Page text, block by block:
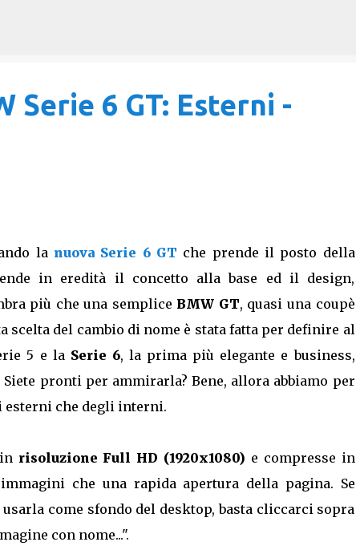
Serie 6 GT: Esterni -
la nuova Serie 6 GT che prende il posto della
in eredità il concetto alla base ed il design,
più che una semplice BMW GT, quasi una coupè
scelta del cambio di nome è stata fatta per definire al
5 e la Serie 6, la prima più elegante e business,
pronti per ammirarla? Bene, allora abbiamo per
esterni che degli interni.
risoluzione Full HD (1920x1080) e compresse in
che una rapida apertura della pagina. Se
come sfondo del desktop, basta cliccarci sopra
con nome...".